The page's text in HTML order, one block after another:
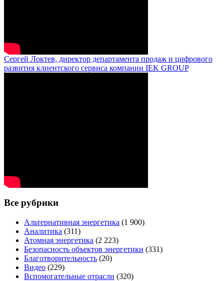
Сергей Локтев, директор департамента продаж и цифрового
развития клиентского сервиса компании IEK GROUP
Все рубрики
Альтернативная энергетика (1 900)
Аналитика (311)
Атомная энергетика (2 223)
Безопасность объектов энергетики (331)
Благотворительность (20)
Видео (229)
Вспомогательные отрасли (320)